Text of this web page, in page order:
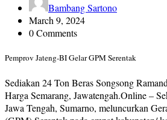
Bambang Sartono
March 9, 2024
0 Comments
Pemprov Jateng-BI Gelar GPM Serentak
Sediakan 24 Ton Beras Songsong
Harga Semarang, Jawatengah.Online –
Jawa Tengah, Sumarno, meluncurkan